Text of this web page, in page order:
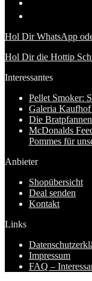
Hol Dir WhatsApp
Hol Dir die Hottip
Interessantes
Pellet Smoker:
Galeria
Die
McDonalds
Pommes für
Anbieter
Shopübersicht
Deal senden
Kontakt
Links
Impressum
FAQ –